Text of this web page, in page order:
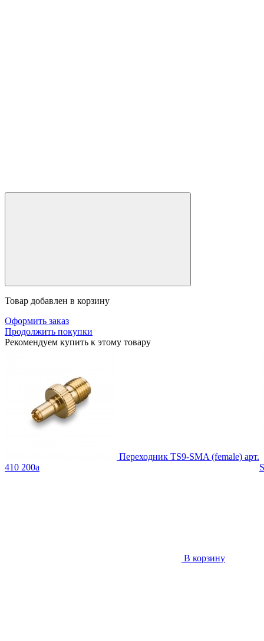
Товар добавлен в корзину
Оформить заказ
Продолжить покупки
Рекомендуем купить к этому товару
Переходник TS9-SMA (female) арт.
410 200a
В корзину